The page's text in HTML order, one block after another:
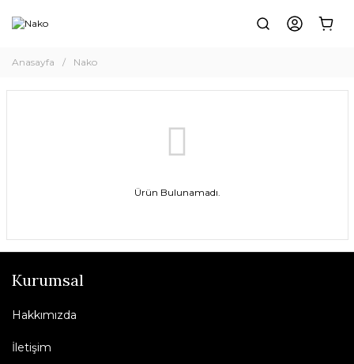
Anasayfa Nako
Ürün Bulunamadı.
Kurumsal
Hakkımızda
İletişim